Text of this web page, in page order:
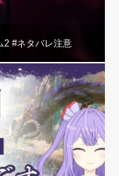
2 #ネタバレ注意